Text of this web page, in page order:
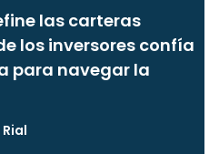
las carteras
los inversores confía
para navegar la